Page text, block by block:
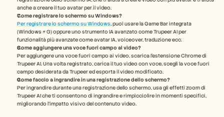
anche a creare il tuo avatar per il video.
Come registrare lo schermo su Windows?
Per registrare lo schermo su Windows, puoi usare la Game Bar integrata
(Windows + G) oppure uno strumento IA avanzato come Trupeer AI per
funzionalità più avanzate come avatar IA, voiceover, traduzione ecc.
Come aggiungere una voce fuori campo al video?
Per aggiungere una voce fuori campo ai video, scarica l'estensione Chrome di
Trupeer AI. Una volta registrato, carica il tuo video con voce, scegli la voce fuori
campo desiderata da Trupeer ed esporta il video modificato.
Come faccio a ingrandire in una registrazione dello schermo?
Per ingrandire durante una registrazione dello schermo, usa gli effetti zoom di
Trupeer AI che ti consentono di ingrandire e rimpicciolire in momenti specifici,
migliorando l'impatto visivo del contenuto video.